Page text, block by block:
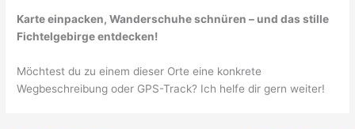
Karte einpacken, Wanderschuhe schnüren – und das stille
Fichtelgebirge entdecken!
Möchtest du zu einem dieser Orte eine konkrete
Wegbeschreibung oder GPS-Track? Ich helfe dir gern weiter!